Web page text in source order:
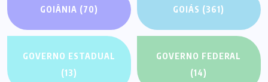
GOIÂNIA (70) GOIÁS (361)
GOVERNO ESTADUAL
(13)
GOVERNO FEDERAL
(14)